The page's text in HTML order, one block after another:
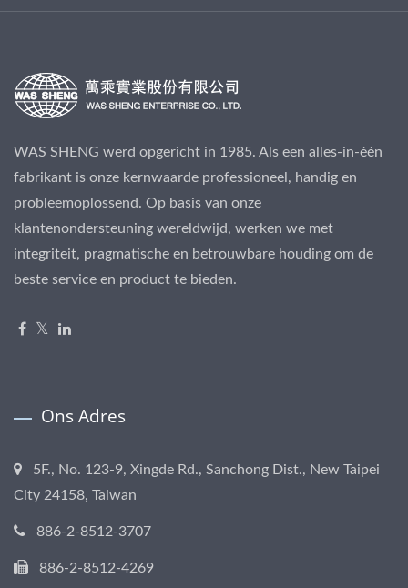
WAS SHENG werd opgericht in 1985. Als een alles-in-één
fabrikant is onze kernwaarde professioneel, handig en
probleemoplossend. Op basis van onze
klantenondersteuning wereldwijd, werken we met
integriteit, pragmatische en betrouwbare houding om de
beste service en product te bieden.
Ons Adres
5F., No. 123-9, Xingde Rd., Sanchong Dist., New Taipei
City 24158, Taiwan
886-2-8512-3707
886-2-8512-4269